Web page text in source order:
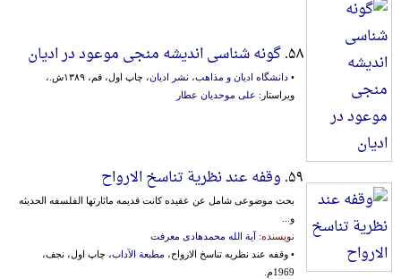
۵۸. گونه شناسی اندیشه منجی موعود در ادیان
• دانشگاه ادیان و مذاهب، نشر ادیان
، چاپ اول، قم، ۱۳۸۹ش.،
ویراستار: علی موحدیان عطار
۵۹. وقفه عند نظریة تناسخ الارواح
بحث موضوعی شامل عن عقیده کانت قدیمه ماثارتها الفلسفه الحدیثه
و...
نویسنده: آیة الله محمدهادی معرفت
• وقفه عند نظریه تناسخ الارواح، مطبعة الآداب، چاپ اول، نجف،
1969م.